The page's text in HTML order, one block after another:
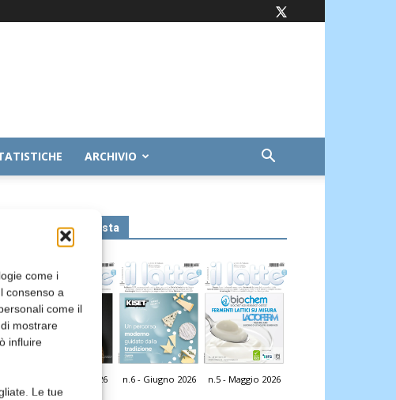
come i
consenso a
come il
mostrare
influire
Le tue
ARCHIVIO
Leggi la rivista
n.7 - Luglio 2026 n.6 - Giugno 2026 n.5 - Maggio 2026
Edicola Web